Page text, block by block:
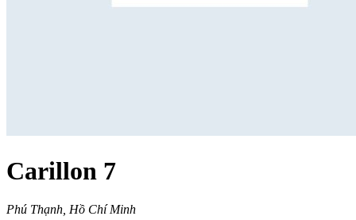
Carillon 7
Phú Thạnh, Hồ Chí Minh